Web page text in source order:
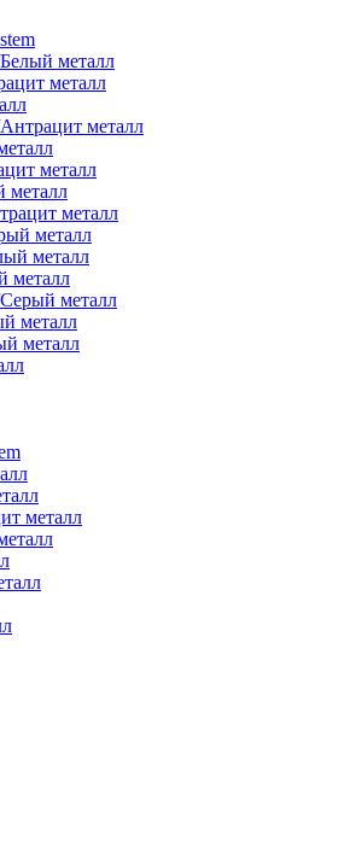
металл
металл
металл
металл
металл
металл
металл
металл
металл
металл
металл
металл
металл